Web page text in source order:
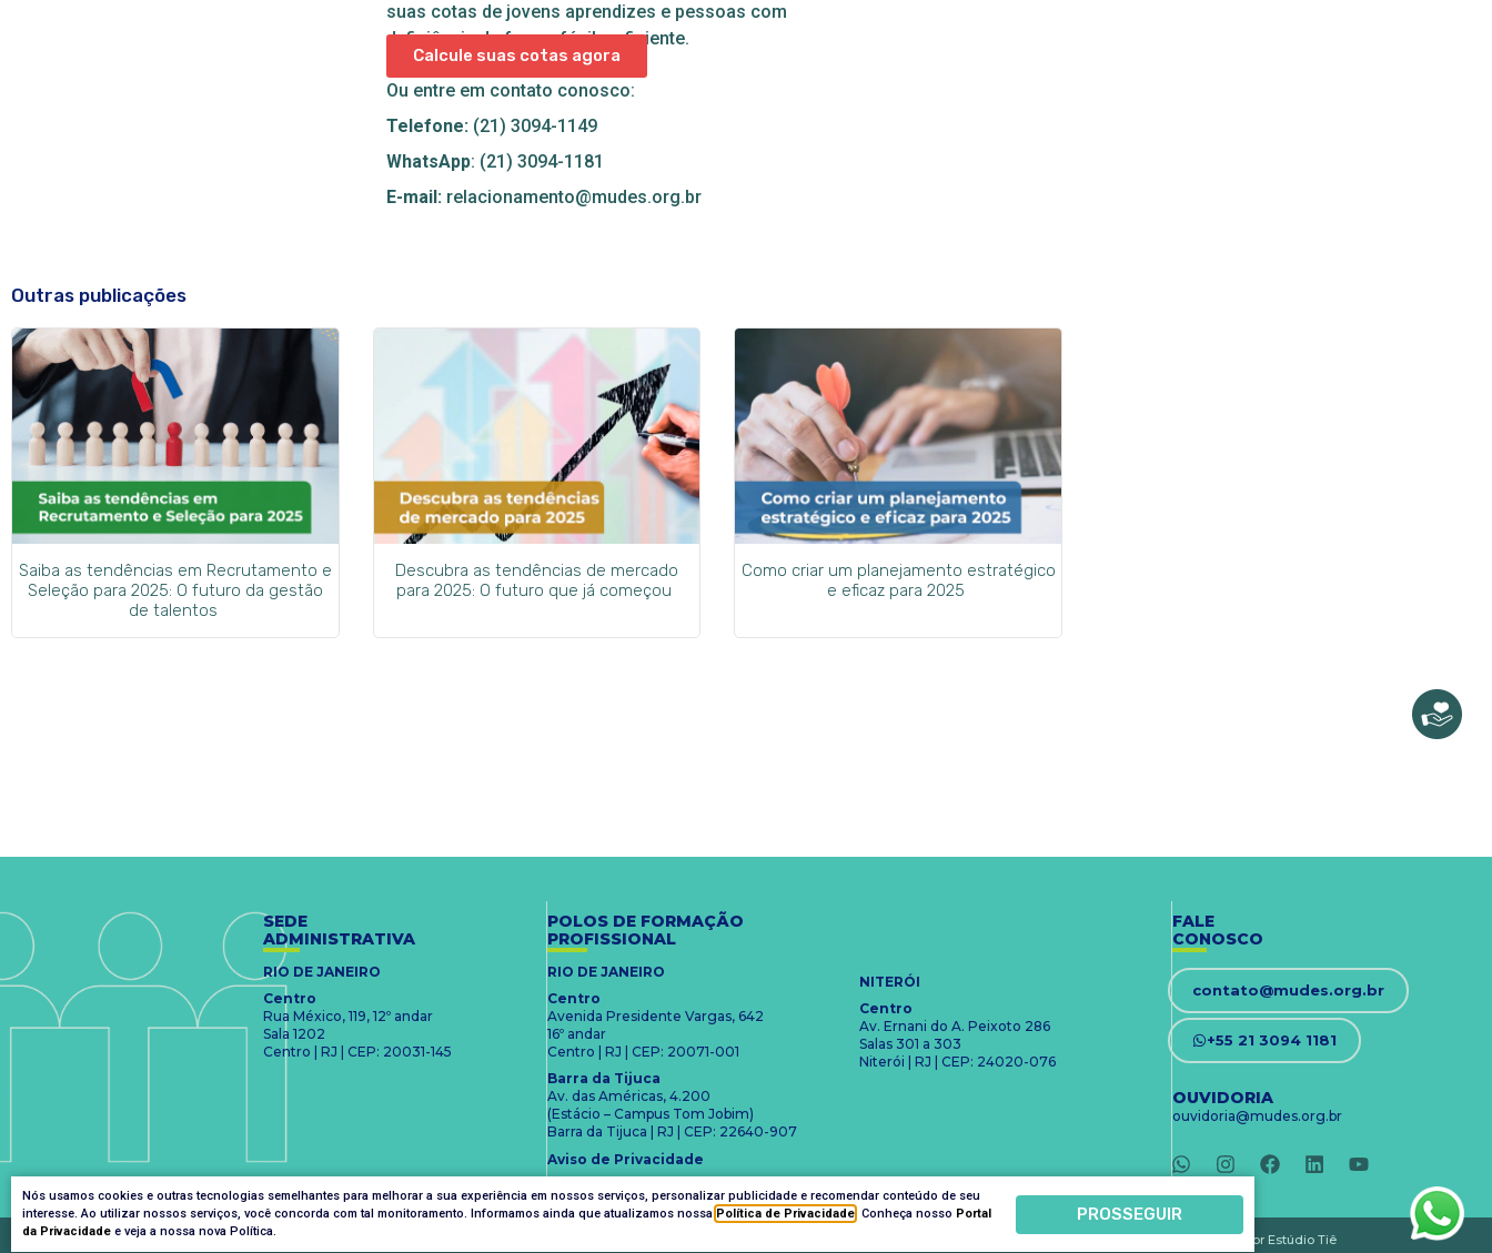
suas cotas de jovens aprendizes e pessoas com
deficiência de forma fácil e eficiente.
Calcule suas cotas agora
Ou entre em contato conosco:
Telefone:(21) 3094-1149
WhatsApp: (21) 3094-1181
E-mail:relacionamento@mudes.org.br
Outras publicações
Saiba as tendências em Recrutamento e
Seleção para 2025: O futuro da gestão
de talentos
Descubra as tendências de mercado
para 2025: O futuro que já começou
Como criar um planejamento estratégico
e eficaz para 2025
SEDE
ADMINISTRATIVA
RIO DE JANEIRO
Centro
Rua México, 119, 12º andar
Sala 1202
Centro | RJ | CEP: 20031-145
POLOS DE FORMAÇÃO
PROFISSIONAL
RIO DE JANEIRO
Centro
Avenida Presidente Vargas, 642
16º andar
Centro | RJ | CEP: 20071-001
Barra da Tijuca
Av. das Américas, 4.200
(Estácio – Campus Tom Jobim)
Barra da Tijuca | RJ | CEP: 22640-907
Aviso de Privacidade
NITERÓI
Centro
Av. Ernani do A. Peixoto 286
Salas 301 a 303
Niterói | RJ | CEP: 24020-076
FALE
CONOSCO
contato@mudes.org.br
+55 21 3094 1181
OUVIDORIA
ouvidoria@mudes.org.br
FUNDAÇÃO MUDES@2025 | Todos os direitos reservados. Desenvolvido por Estúdio Tiê
Nós usamos cookies e outras tecnologias semelhantes para melhorar a sua experiência em nossos serviços, personalizar publicidade e recomendar conteúdo de seu
interesse. Ao utilizar nossos serviços, você concorda com tal monitoramento. Informamos ainda que atualizamos nossa Política de Privacidade . Conheça nosso Portal
da Privacidade e veja a nossa nova Política.
PROSSEGUIR